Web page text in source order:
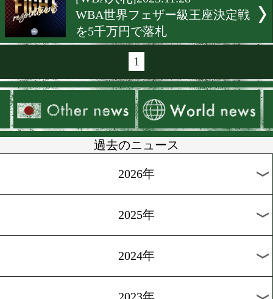
WBO王者ラミレスがエス
と対決!
[前日計量]2023.12.9
プログレイスとヘイニーが
対決!
[海外試合結果]2023.12.3
ガルシア再起戦! vs強打の
ルテ
[海外前日計量]2023.12.2
ガルシア再起戦前日計量
[WBA入札]2023.11.28